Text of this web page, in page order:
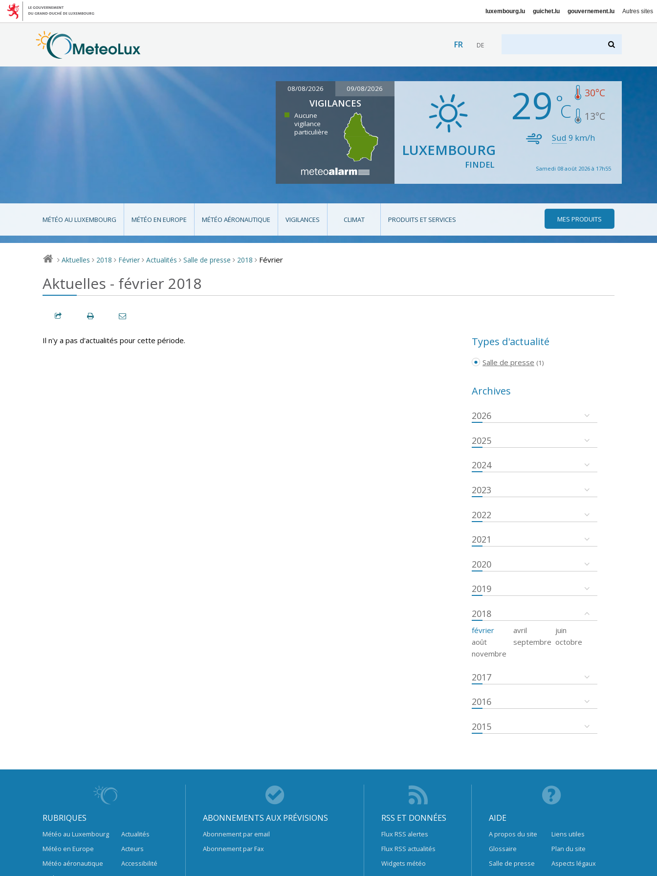
luxembourg.lu guichet.lu gouvernement.lu Autres sites
FR DE
08/08/2026 09/08/2026
VIGILANCES
Aucune
vigilance
particulière
LUXEMBOURG
FINDEL
29 30°C
13°C
Sud 9 km/h
Samedi 08 août 2026 à 17h55
MÉTÉO AU LUXEMBOURG MÉTÉO EN EUROPE MÉTÉO AÉRONAUTIQUE VIGILANCES CLIMAT PRODUITS ET SERVICES MES PRODUITS
> Aktuelles > 2018 > Février > Actualités > Salle de presse > 2018 > Février
Aktuelles - février 2018
Il n'y a pas d'actualités pour cette période. Types d'actualité
Salle de presse (1)
Archives
2026
2025
2024
2023
2022
2021
2020
2019
2018
février avril
juin
août
septembre octobre
novembre
2017
2016
2015
RUBRIQUES
Météo au Luxembourg
Météo en Europe
Météo aéronautique
Actualités
Acteurs
Accessibilité
ABONNEMENTS AUX PRÉVISIONS
Abonnement par email
Abonnement par Fax
RSS ET DONNÉES
Flux RSS alertes
Flux RSS actualités
Widgets météo
AIDE
A propos du site
Glossaire
Salle de presse
Liens utiles
Plan du site
Aspects légaux